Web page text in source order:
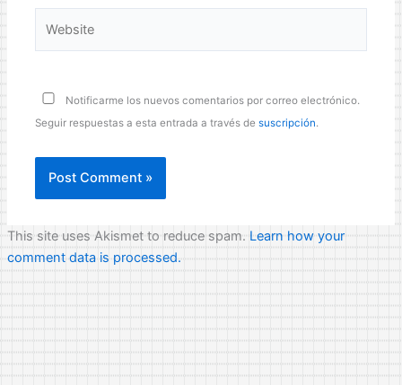
Notificarme los nuevos comentarios por correo electrónico.
Seguir respuestas a esta entrada a través desuscripción.
This site uses Akismet to reduce spam.Learn how your
comment data is processed.